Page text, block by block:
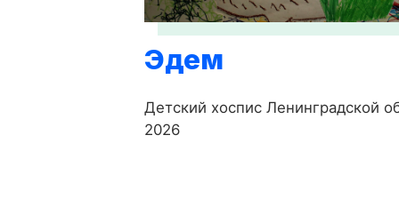
Эдем
Детский хоспис Ленинградской
2026